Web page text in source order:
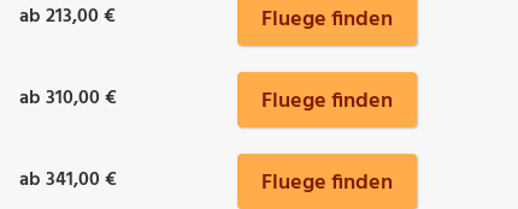
ab 213,00 € Fluege finden
ab 310,00 € Fluege finden
ab 341,00 € Fluege finden